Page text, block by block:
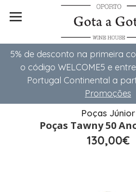
5% de desconto na primeira
o código WELCOME5 e
Portugal Continental a
Promoções
Poças Júnior
Poças Tawny 50
130,00€